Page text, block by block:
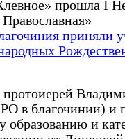
прошла I
приняли
РО в благочинии)
образованию и